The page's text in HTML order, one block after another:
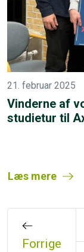
21. februar 2025
Vinderne af
studietur til
Læs mere
Forrige